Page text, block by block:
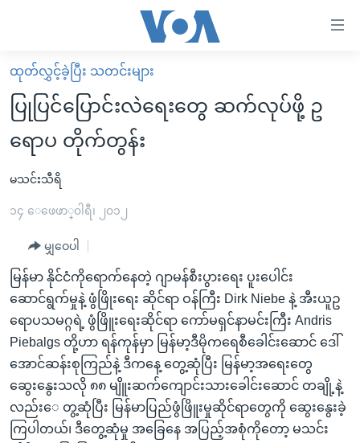
လွယ်ကူ
စေ
Link
များ
ပင်မ
ကျော်
ကြည့်
ရန်
ပင်မ
အ
ညွန်း
စာမျက်နှာ
မူလစာမျက်နှာ
မြန်မာ
ကမ္ဘာ့သတင်းများ
နိုင်ငံတကာ
အစ္စရေး-ပါလက်စတိုင်း
ဗွီဒီယို
သတင်းလွတ်လပ်ခွင့်
အင်္ဂလိပ်စာလေ့လာမယ်
အမေရိကန်သုံးအီဒီယံ
မကြေးမုံရဲ့ အင်္ဂလိပ်စာ
ရုပ်ရှင်ထဲက အင်္ဂလိပ်စာ
သုတပဒေသာ အင်္ဂလိပ်စာ
အပတ်စဉ်ကဏ္ဍများ
ရေဒီယို
တီဗွီ
ရေဒီယိုနှင့်ရုပ်သံ အချက်အလက်များ
ရေဒီယို/တီဗွီအစီအစဉ်
Learning English
ဗွီအိုအေ လူမှုကွန်ယက်များ
ထုတ်လွှင့်ခဲ့ပြီး သတင်းများ
ပြုပြင်ပြောင်းလဲရေးတွေ ဆက်လုပ်ဖို့ ဥ
ရောပ တိုက်တွန်း
မသင်းသီရိ
၁၄ ေဖေဖာ္၀ါရီ၊ ၂၀၁၂
မျှဝေပါ
မြန်မာ နိုင်ငံကိုရောက်နေတဲ့ ဂျာမန်စီးပွားရေး ပူးပေါင်း
ဆောင်ရွက်မှုနဲ့ ဖွံဖြိုးရေး ဆိုင်ရာ ဝန်ကြီး Dirk Niebe နဲ့ အီးယူဥ
ရောပသမဂ္ဂရဲ့ ဖွံဖြိူးရေးဆိုင်ရာ ကော်မရှင်နာမင်းကြီး Andris
Piebalgs တို့ဟာ ရန်ကုန်မှာ မြန်မာ့ဒီမိုကရေစီခေါင်းဆောင် ဒေါ်
အောင်ဆန်းစုကြည်နဲ့ ဒီကနေ့ တွေ့ဆုံပြီး မြန်မာ့အရေးတွေ
ဆွေးနွေးသလို ၈၈ မျိူးဆက်ကျောင်းသားခေါင်းဆောင် တချို့နဲ့
လည်းေ တွ့ဆုံပြီး မြန်မာပြည်ဖွံဖြိူးမှုဆိုင်ရာတွေကို ဆွေးနွေးခဲ့
ကြပါတယ်၊ ဒီတွေ့ဆုံမှု အခြေနေ အပြည့်အစုံကိုတော့ မသင်း